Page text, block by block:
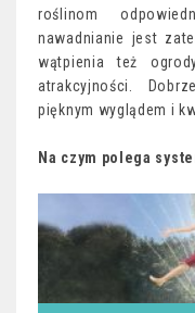
roślinom
nawadnianie jest
wątpienia też
atrakcyjności.
pięknym wyglądem i
Na czym polega